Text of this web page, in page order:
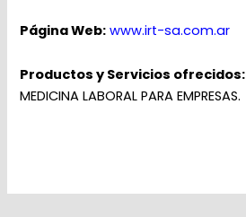
Página Web: www.irt-sa.com.ar
Productos y Servicios ofrecidos:
MEDICINA LABORAL PARA EMPRESAS.